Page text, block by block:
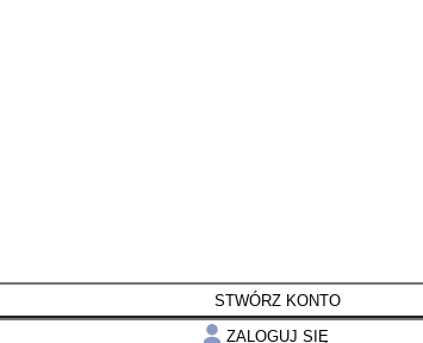
STWÓRZ KONTO
ZALOGUJ SIĘ